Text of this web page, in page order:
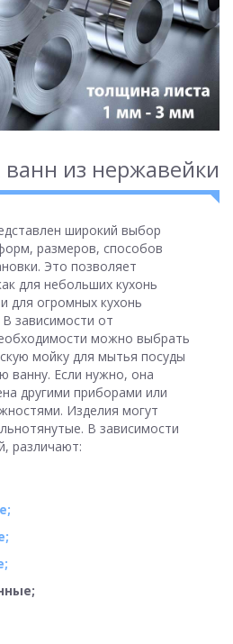
из нержавейки
широкий выбор
размеров, способов
Это позволяет
для небольших кухонь
для огромных кухонь
зависимости от
можно выбрать
мойку для мытья посуды
ванну. Если нужно, она
другими приборами или
Изделия могут
В зависимости
различают: